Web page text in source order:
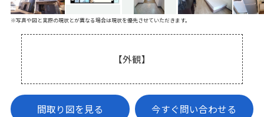
※写真や図と実際の現状とが異なる場合は現状を優先させていただきます。
【外観】
間取り図を見る 今すぐ問い合わせる